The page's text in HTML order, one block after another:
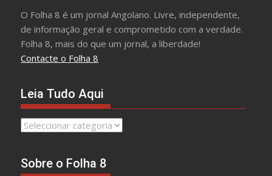
O Folha 8 é um jornal Angolano. Livre, independente,
de informação geral e comprometido com a verdade.
Folha 8, mais do que um jornal, a liberdade!
Contacte o Folha 8
Leia Tudo Aqui
Leia
Sobre o Folha 8